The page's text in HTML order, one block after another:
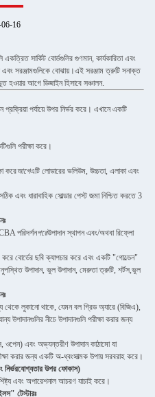
16
একত্রিত সার্কিট বোর্ডগুলির গুণমান, কার্যকারিতা এবং
এবং সরঞ্জামগুলিকে বোঝায়।এই সরঞ্জাম ত্রুটি সনাক্ত
আগে ডিজাইন হিসাবে সঞ্চালন.
প্রক্রিয়া পর্যায়ে উপর নির্ভর করে। এখানে একটি
পরীক্ষা করে।
করেআগেএটি লোডারের ভলিউম, উচ্চতা, এলাকা এবং
এবং ধারাবাহিক সোল্ডার পেস্ট জমা নিশ্চিত করতে 3
পরিদর্শনপরেউপাদান স্থাপন এবং/অথবা রিফ্লো
বোর্ডের ছবি ক্যাপচার করে এবং একটি "গোল্ডেন"
উপাদান, ভুল উপাদান, মেরুতা ত্রুটি, শর্টস,ভুল
থেকে লুকানো থাকে, যেমন বল গ্রিড অ্যারে (বিজিএ),
উপাদানগুলির নীচে উপাদানগুলি পরীক্ষা করার জন্য
ওপেন) এবং অভ্যন্তরীণ উপাদান কাঠামো যা
করার জন্য একটি অ-ধ্বংসাত্মক উপায় সরবরাহ করে।
নির্ভরযোগ্যতার উপর ফোকাস)
এবং অপারেশনাল আচরণ যাচাই করে।
টেস্টারঃ